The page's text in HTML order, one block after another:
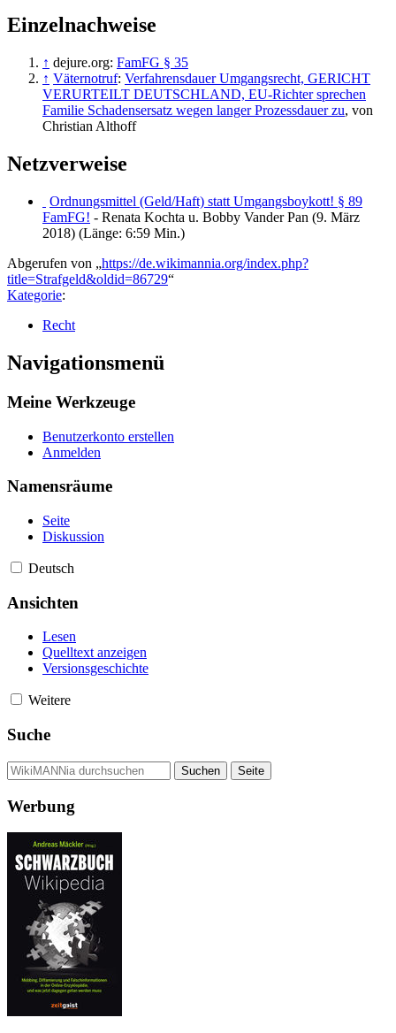
Einzelnachweise
↑ dejure.org: FamFG § 35
↑ Väternotruf: Verfahrensdauer Umgangsrecht, GERICHT
VERURTEILT DEUTSCHLAND, EU-Richter sprechen
Familie Schadensersatz wegen langer Prozessdauer zu, von
Christian Althoff
Netzverweise
Ordnungsmittel (Geld/Haft) statt Umgangsboykott! § 89
FamFG! - Renata Kochta u. Bobby Vander Pan (9. März
2018) (Länge: 6:59 Min.)
Abgerufen von „https://de.wikimannia.org/index.php?
title=Strafgeld&oldid=86729“
Kategorie:
Recht
Navigationsmenü
Meine Werkzeuge
Benutzerkonto erstellen
Anmelden
Namensräume
Seite
Diskussion
Deutsch
Ansichten
Lesen
Quelltext anzeigen
Versionsgeschichte
Weitere
Suche
Werbung